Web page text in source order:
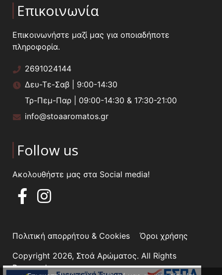
Επικοινωνία
Επικοινωνήστε μαζί μας για οποιαδήποτε
πληροφορία.
2691024144
Δευ-Τε-Σαβ | 9:00-14:30
Τρ-Πεμ-Παρ | 09:00-14:30 & 17:30-21:00
info@stoaaromatos.gr
Follow us
Ακολουθήστε μας στα Social media!
Πολιτική απορρήτου & Cookies
Όροι χρήσης
Copyright 2026, Στοά Αρώματος. All Rights
Reserved